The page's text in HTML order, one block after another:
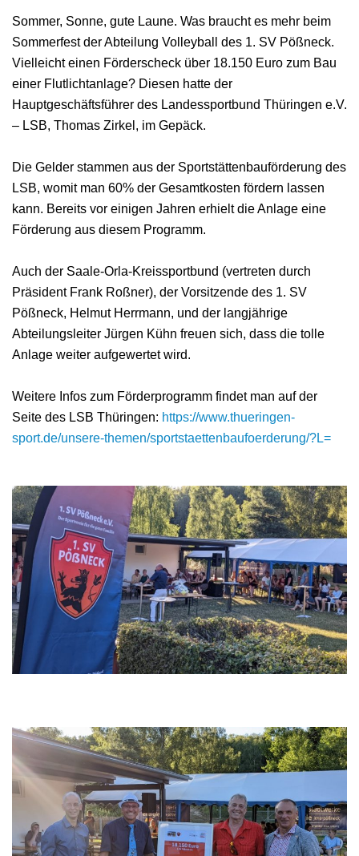
Sommer, Sonne, gute Laune. Was braucht es mehr beim
Sommerfest der Abteilung Volleyball des 1. SV Pößneck.
Vielleicht einen Förderscheck über 18.150 Euro zum Bau
einer Flutlichtanlage? Diesen hatte der
Hauptgeschäftsführer des Landessportbund Thüringen e.V.
– LSB, Thomas Zirkel, im Gepäck.
Die Gelder stammen aus der Sportstättenbauförderung des
LSB, womit man 60% der Gesamtkosten fördern lassen
kann. Bereits vor einigen Jahren erhielt die Anlage eine
Förderung aus diesem Programm.
Auch der Saale-Orla-Kreissportbund (vertreten durch
Präsident Frank Roßner), der Vorsitzende des 1. SV
Pößneck, Helmut Herrmann, und der langjährige
Abteilungsleiter Jürgen Kühn freuen sich, dass die tolle
Anlage weiter aufgewertet wird.
Weitere Infos zum Förderprogramm findet man auf der
Seite des LSB Thüringen: https://www.thueringen-
sport.de/unsere-themen/sportstaettenbaufoerderung/?L=